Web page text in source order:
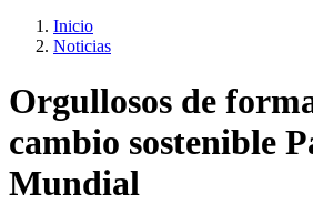
Inicio
Noticias
Orgullosos de
cambio sostenible
Mundial